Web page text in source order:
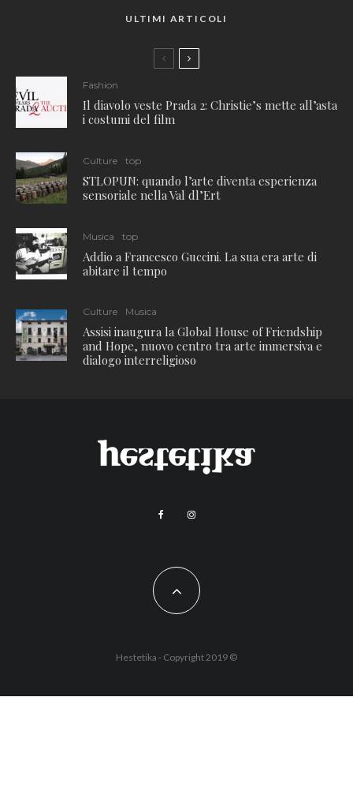
ULTIMI ARTICOLI
Fashion
Il diavolo veste Prada 2: Christie’s mette all’asta
i costumi del film
Culture top
STLOPUN: quando l’arte diventa esperienza
sensoriale nella Val dl’Ert
Musica top
Addio a Francesco Guccini. La sua era arte di
abitare il tempo
Culture Musica
Assisi inaugura la Global House of Friendship
and Hope, nuovo centro tra arte immersiva e
dialogo interreligioso
Hestetika - Copyright 2019 ©